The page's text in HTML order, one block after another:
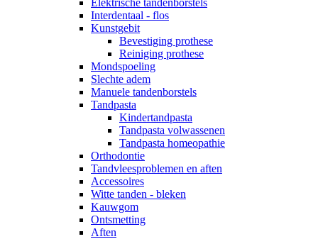
Elektrische tandenborstels
Interdentaal - flos
Kunstgebit
Bevestiging prothese
Reiniging prothese
Mondspoeling
Slechte adem
Manuele tandenborstels
Tandpasta
Kindertandpasta
Tandpasta volwassenen
Tandpasta homeopathie
Orthodontie
Tandvleesproblemen en aften
Accessoires
Witte tanden - bleken
Kauwgom
Ontsmetting
Aften